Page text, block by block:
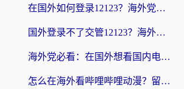
在国外如何登录12123？海外党必备的回国加速实用指南
国外登录不了交管12123？海外华人亲测有效的回国加速器选择指南
海外党必看：在国外想看国内电视剧用什么软件？3步解决地域限制
怎么在海外看哔哩哔哩动漫？留学生亲测有效的回国加速方案